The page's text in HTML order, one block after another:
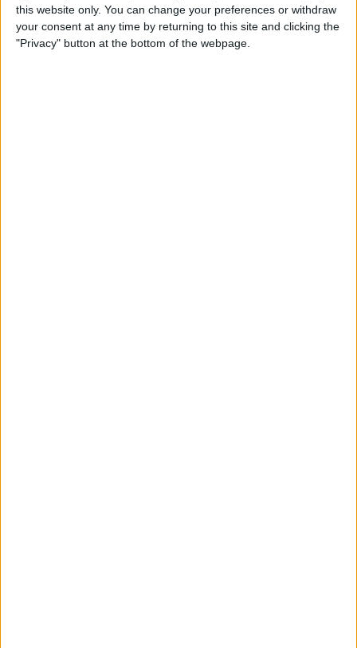
this website only. You can change your preferences or withdraw
your consent at any time by returning to this site and clicking the
"Privacy" button at the bottom of the webpage.
Subscripció al butlletí